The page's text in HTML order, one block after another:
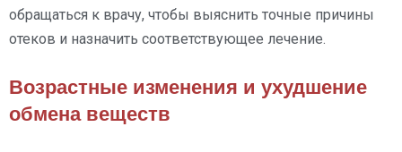
обращаться к врачу, чтобы выяснить точные причины
отеков и назначить соответствующее лечение.
Возрастные изменения и ухудшение
обмена веществ